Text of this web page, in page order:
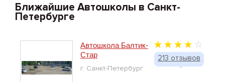
Ближайшие Автошколы в Санкт-
Петербурге
213 отзывов
Автошкола Балтик-
Стар
г. Санкт-Петербург